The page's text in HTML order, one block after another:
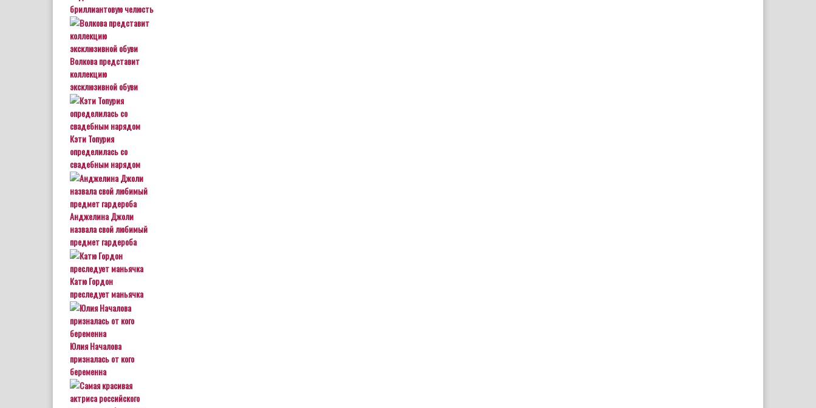
бриллиантовую челюсть
Волкова представит
коллекцию
эксклюзивной обуви
Кэти Топурия
определилась со
свадебным нарядом
Анджелина Джоли
назвала свой любимый
предмет гардероба
Катю Гордон
преследует маньячка
Юлия Началова
призналась от кого
беременна